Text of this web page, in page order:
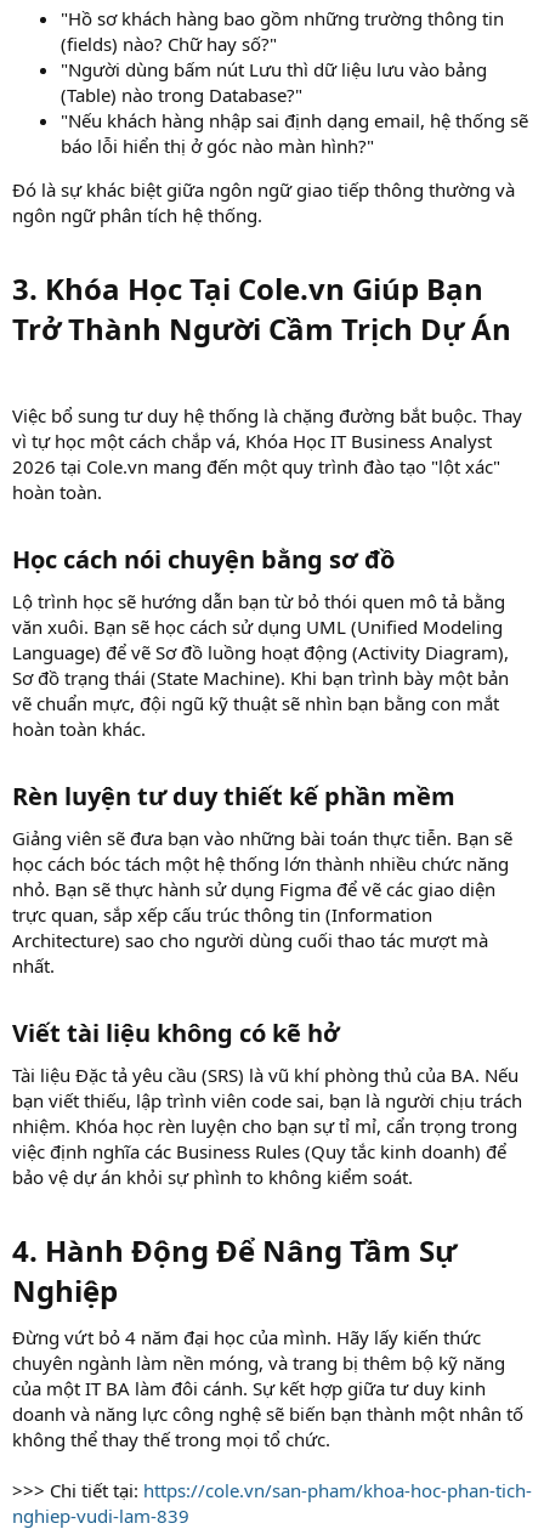
"Hồ sơ khách hàng bao gồm những trường thông tin
(fields) nào? Chữ hay số?"
"Người dùng bấm nút Lưu thì dữ liệu lưu vào bảng
(Table) nào trong Database?"
"Nếu khách hàng nhập sai định dạng email, hệ thống sẽ
báo lỗi hiển thị ở góc nào màn hình?"
Đó là sự khác biệt giữa ngôn ngữ giao tiếp thông thường và
ngôn ngữ phân tích hệ thống.
3. Khóa Học Tại Cole.vn Giúp Bạn
Trở Thành Người Cầm Trịch Dự Án​
Việc bổ sung tư duy hệ thống là chặng đường bắt buộc. Thay
vì tự học một cách chắp vá, Khóa Học IT Business Analyst
2026 tại Cole.vn mang đến một quy trình đào tạo "lột xác"
hoàn toàn.
Học cách nói chuyện bằng sơ đồ​
Lộ trình học sẽ hướng dẫn bạn từ bỏ thói quen mô tả bằng
văn xuôi. Bạn sẽ học cách sử dụng UML (Unified Modeling
Language) để vẽ Sơ đồ luồng hoạt động (Activity Diagram),
Sơ đồ trạng thái (State Machine). Khi bạn trình bày một bản
vẽ chuẩn mực, đội ngũ kỹ thuật sẽ nhìn bạn bằng con mắt
hoàn toàn khác.
Rèn luyện tư duy thiết kế phần mềm​
Giảng viên sẽ đưa bạn vào những bài toán thực tiễn. Bạn sẽ
học cách bóc tách một hệ thống lớn thành nhiều chức năng
nhỏ. Bạn sẽ thực hành sử dụng Figma để vẽ các giao diện
trực quan, sắp xếp cấu trúc thông tin (Information
Architecture) sao cho người dùng cuối thao tác mượt mà
nhất.
Viết tài liệu không có kẽ hở​
Tài liệu Đặc tả yêu cầu (SRS) là vũ khí phòng thủ của BA. Nếu
bạn viết thiếu, lập trình viên code sai, bạn là người chịu trách
nhiệm. Khóa học rèn luyện cho bạn sự tỉ mỉ, cẩn trọng trong
việc định nghĩa các Business Rules (Quy tắc kinh doanh) để
bảo vệ dự án khỏi sự phình to không kiểm soát.
4. Hành Động Để Nâng Tầm Sự
Nghiệp​
Đừng vứt bỏ 4 năm đại học của mình. Hãy lấy kiến thức
chuyên ngành làm nền móng, và trang bị thêm bộ kỹ năng
của một IT BA làm đôi cánh. Sự kết hợp giữa tư duy kinh
doanh và năng lực công nghệ sẽ biến bạn thành một nhân tố
không thể thay thế trong mọi tổ chức.
>>> Chi tiết tại: https://cole.vn/san-pham/khoa-hoc-phan-tich-
nghiep-vudi-lam-839